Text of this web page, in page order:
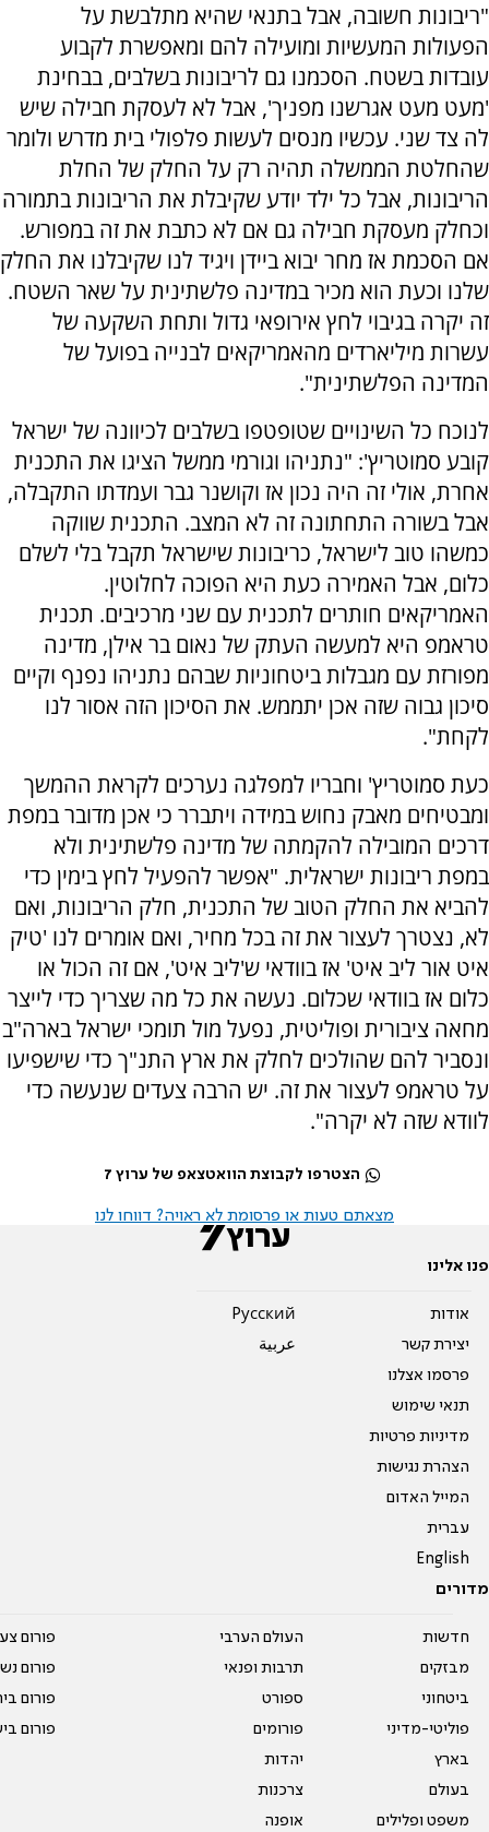
"ריבונות חשובה, אבל בתנאי שהיא מתלבשת על
הפעולות המעשיות ומועילה להם ומאפשרת לקבוע
עובדות בשטח. הסכמנו גם לריבונות בשלבים, בבחינת
'מעט מעט אגרשנו מפניך', אבל לא לעסקת חבילה שיש
לה צד שני. עכשיו מנסים לעשות פלפולי בית מדרש ולומר
שהחלטת הממשלה תהיה רק על החלק של החלת
הריבונות, אבל כל ילד יודע שקיבלת את הריבונות בתמורה
וכחלק מעסקת חבילה גם אם לא כתבת את זה במפורש.
אם הסכמת אז מחר יבוא ביידן ויגיד לנו שקיבלנו את החלק
שלנו וכעת הוא מכיר במדינה פלשתינית על שאר השטח.
זה יקרה בגיבוי לחץ אירופאי גדול ותחת השקעה של
עשרות מיליארדים מהאמריקאים לבנייה בפועל של
המדינה הפלשתינית".
לנוכח כל השינויים שטופטפו בשלבים לכיוונה של ישראל
קובע סמוטריץ': "נתניהו וגורמי ממשל הציגו את התכנית
אחרת, אולי זה היה נכון אז וקושנר גבר ועמדתו התקבלה,
אבל בשורה התחתונה זה לא המצב. התכנית שווקה
כמשהו טוב לישראל, כריבונות שישראל תקבל בלי לשלם
כלום, אבל האמירה כעת היא הפוכה לחלוטין.
האמריקאים חותרים לתכנית עם שני מרכיבים. תכנית
טראמפ היא למעשה העתק של נאום בר אילן, מדינה
מפורזת עם מגבלות ביטחוניות שבהם נתניהו נפנף וקיים
סיכון גבוה שזה אכן יתממש. את הסיכון הזה אסור לנו
לקחת".
כעת סמוטריץ' וחבריו למפלגה נערכים לקראת ההמשך
ומבטיחים מאבק נחוש במידה ויתברר כי אכן מדובר במפת
דרכים המובילה להקמתה של מדינה פלשתינית ולא
במפת ריבונות ישראלית. "אפשר להפעיל לחץ בימין כדי
להביא את החלק הטוב של התכנית, חלק הריבונות, ואם
לא, נצטרך לעצור את זה בכל מחיר, ואם אומרים לנו 'טיק
איט אור ליב איט' אז בוודאי ש'ליב איט', אם זה הכול או
כלום אז בוודאי שכלום. נעשה את כל מה שצריך כדי לייצר
מחאה ציבורית ופוליטית, נפעל מול תומכי ישראל בארה"ב
ונסביר להם שהולכים לחלק את ארץ התנ"ך כדי שישפיעו
על טראמפ לעצור את זה. יש הרבה צעדים שנעשה כדי
לוודא שזה לא יקרה".
הצטרפו לקבוצת הוואטצאפ של ערוץ 7
מצאתם טעות או פרסומת לא ראויה? דווחו לנו
פנו אלינו
אודות
יצירת קשר
פרסמו אצלנו
תנאי שימוש
מדיניות פרטיות
הצהרת נגישות
המייל האדום
עברית
English
Pусский
عربية
מדורים
חדשות
מבזקים
ביטחוני
פוליטי-מדיני
בארץ
בעולם
משפט ופלילים
העולם הערבי
תרבות ופנאי
ספורט
פורומים
יהדות
צרכנות
אופנה
פורום
פורום
פורום
פורום